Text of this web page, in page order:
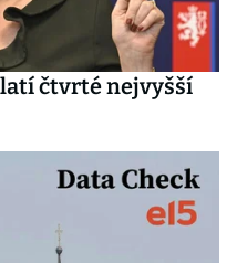
čtvrté nejvyšší